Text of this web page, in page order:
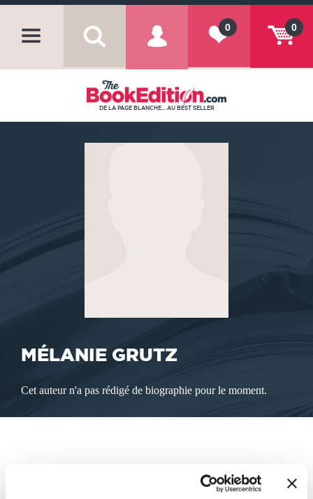
0
0
DE LA PAGE BLANCHE... AU BEST SELLER
MÉLANIE GRUTZ
Cet auteur n'a pas rédigé de biographie pour le moment.